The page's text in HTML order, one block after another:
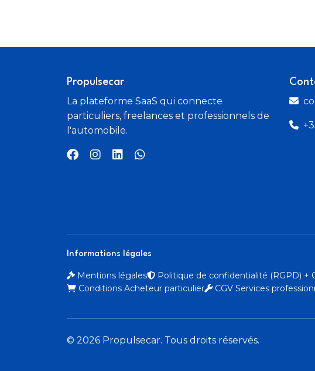
Propulsecar
La plateforme SaaS qui connecte
particuliers, freelances et professionnels de
l'automobile.
Informations légales
Mentions légales Politique de confidentialité (RGPD) +
Conditions Acheteur particulier
CGV Services
© 2026 Propulsecar. Tous droits réservés.